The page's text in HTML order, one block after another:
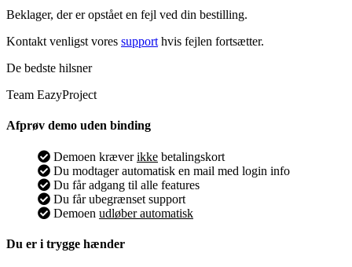
Beklager, der er opstået en fejl ved din bestilling.
Kontakt venligst vores support hvis fejlen fortsætter.
De bedste hilsner
Team EazyProject
Afprøv demo uden binding
Demoen kræverikke betalingskort
Du modtager automatisk en mail med login info
Du får adgang til alle features
Du får ubegrænset support
Demoen udløber automatisk
Du er i trygge hænder